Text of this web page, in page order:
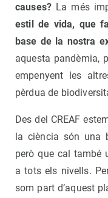
causes? La més
estil de vida, que
base de la nostra
aquesta pandèmia,
empenyent les
pèrdua de
Des del CREAF
la ciència són una
però que cal també
a tots els nivells.
som part d’aquest